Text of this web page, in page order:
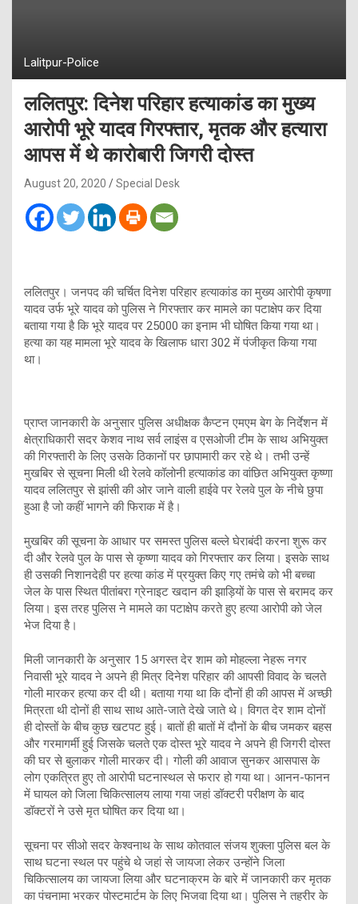
Lalitpur-Police
ललितपुर: दिनेश परिहार हत्याकांड का मुख्य
आरोपी भूरे यादव गिरफ्तार, मृतक और हत्यारा
आपस में थे कारोबारी जिगरी दोस्त
August 20, 2020 Special Desk
ललितपुर। जनपद की चर्चित दिनेश परिहार हत्याकांड का मुख्य आरोपी कृषणा
यादव उर्फ भूरे यादव को पुलिस ने गिरफ्तार कर मामले का पटाक्षेप कर दिया
बताया गया है कि भूरे यादव पर 25000 का इनाम भी घोषित किया गया था।
हत्या का यह मामला भूरे यादव के खिलाफ धारा 302 में पंजीकृत किया गया
था।
प्राप्त जानकारी के अनुसार पुलिस अधीक्षक कैप्टन एमएम बेग के निर्देशन में
क्षेत्राधिकारी सदर केशव नाथ सर्व लाइंस व एसओजी टीम के साथ अभियुक्त
की गिरफ्तारी के लिए उसके ठिकानों पर छापामारी कर रहे थे। तभी उन्हें
मुखबिर से सूचना मिली थी रेलवे कॉलोनी हत्याकांड का वांछित अभियुक्त कृष्णा
यादव ललितपुर से झांसी की ओर जाने वाली हाईवे पर रेलवे पुल के नीचे छुपा
हुआ है जो कहीं भागने की फिराक में है।
मुखबिर की सूचना के आधार पर समस्त पुलिस बल्ले घेराबंदी करना शुरू कर
दी और रेलवे पुल के पास से कृष्णा यादव को गिरफ्तार कर लिया। इसके साथ
ही उसकी निशानदेही पर हत्या कांड में प्रयुक्त किए गए तमंचे को भी बच्चा
जेल के पास स्थित पीतांबरा ग्रेनाइट खदान की झाड़ियों के पास से बरामद कर
लिया। इस तरह पुलिस ने मामले का पटाक्षेप करते हुए हत्या आरोपी को जेल
भेज दिया है।
मिली जानकारी के अनुसार 15 अगस्त देर शाम को मोहल्ला नेहरू नगर
निवासी भूरे यादव ने अपने ही मित्र दिनेश परिहार की आपसी विवाद के चलते
गोली मारकर हत्या कर दी थी। बताया गया था कि दौनों ही की आपस में अच्छी
मित्रता थी दोनों ही साथ साथ आते-जाते देखे जाते थे। विगत देर शाम दोनों
ही दोस्तों के बीच कुछ खटपट हुई। बातों ही बातों में दौनों के बीच जमकर बहस
और गरमागर्मी हुई जिसके चलते एक दोस्त भूरे यादव ने अपने ही जिगरी दोस्त
की घर से बुलाकर गोली मारकर दी। गोली की आवाज सुनकर आसपास के
लोग एकत्रित हुए तो आरोपी घटनास्थल से फरार हो गया था। आनन-फानन
में घायल को जिला चिकित्सालय लाया गया जहां डॉक्टरी परीक्षण के बाद
डॉक्टरों ने उसे मृत घोषित कर दिया था।
सूचना पर सीओ सदर केश्वनाथ के साथ कोतवाल संजय शुक्ला पुलिस बल के
साथ घटना स्थल पर पहुंचे थे जहां से जायजा लेकर उन्होंने जिला
चिकित्सालय का जायजा लिया और घटनाक्रम के बारे में जानकारी कर मृतक
का पंचनामा भरकर पोस्टमार्टम के लिए भिजवा दिया था। पुलिस ने तहरीर के